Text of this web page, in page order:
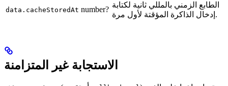
data.cacheStoredAt number?
الطابع الزمني بالمللي ثانية لكتابة
إدخال الذاكرة المؤقتة لأول مرة.
الاستجابة غير المتزامنة